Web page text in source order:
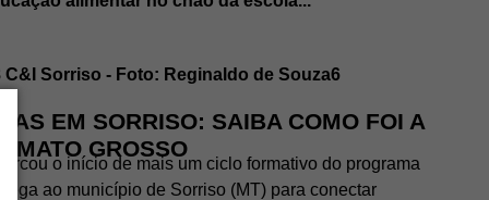
EM SORRISO: SAIBA COMO FOI A
MATO GROSSO
o início de mais um ciclo formativo do programa
ao município de Sorriso (MT) para conectar